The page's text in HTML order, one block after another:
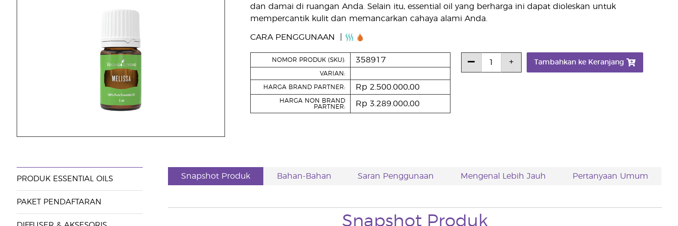
dan damai di ruangan Anda. Selain itu, essential oil yang berharga ini dapat dioleskan untuk
mempercantik kulit dan memancarkan cahaya alami Anda.
CARA PENGGUNAAN
NOMOR PRODUK (SKU): 358917
VARIAN:
HARGA BRAND PARTNER: Rp 2.500.000,00
HARGA NON BRAND
PARTNER:
Rp 3.289.000,00
Tambahkan ke Keranjang
PRODUK ESSENTIAL OILS
PAKET PENDAFTARAN
Snapshot Produk Bahan-Bahan Saran Penggunaan Mengenal Lebih Jauh Pertanyaan Umum
Snapshot Produk